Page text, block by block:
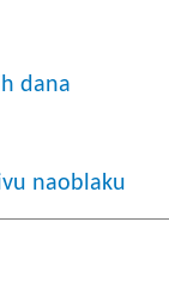
dana
naoblaku